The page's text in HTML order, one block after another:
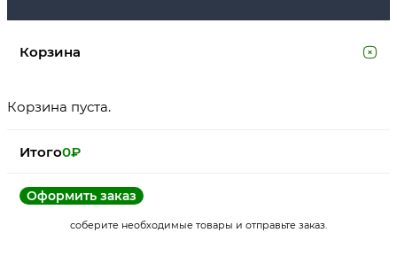
Корзина
Корзина пуста.
Итого0₽
Оформить заказ
соберите необходимые товары и отправьте заказ.